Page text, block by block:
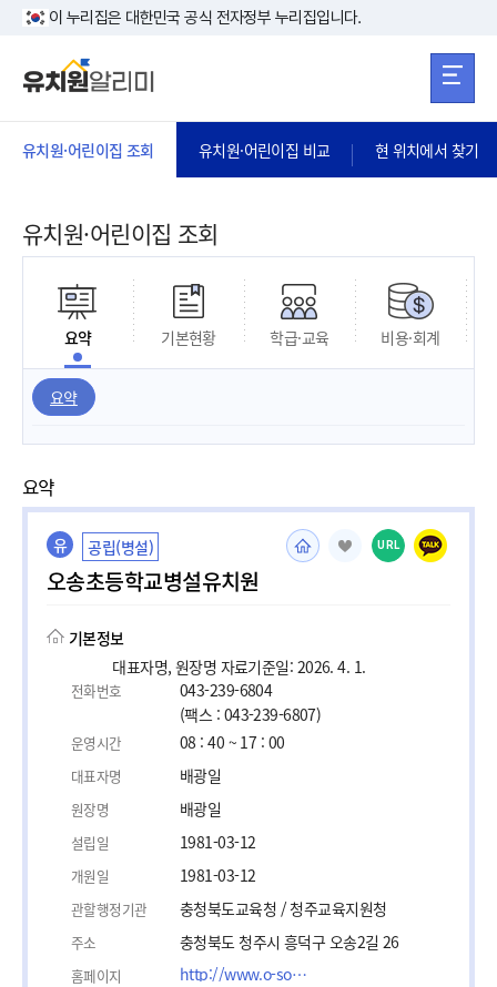
본문 바로가기
이 누리집은 대한민국 공식 전자정부 누리집입니다.
유치원·어린이집 조회 유치원·어린이집 비교 현 위치에서 찾기
유치원·어린이집 조회
요약 기본현황 학급·교육 비용·회계
요약
요약
유 공립(병설)
오송초등학교병설유치원
URL
기본정보
대표자명, 원장명 자료기준일: 2026. 4. 1.
전화번호
043-239-6804
(팩스 : 043-239-6807)
운영시간 08 : 40 ~ 17 : 00
대표자명 배광일
원장명 배광일
설립일 1981-03-12
개원일 1981-03-12
관할행정기관 충청북도교육청 / 청주교육지원청
주소 충청북도 청주시 흥덕구 오송2길 26
홈페이지 http://www.o-song.es.kr